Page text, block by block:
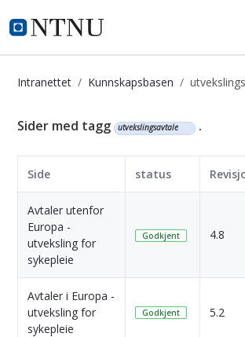
i.ntnu.no
Intranettet Kunnskapsbasen
Kunnskapsbasen
Sider med tagg utvekslingsavtale .
Side status
Avtaler utenfor
Europa -
utveksling for
sykepleie
Godkjent 4.8
Avtaler i Europa -
utveksling for
sykepleie
Godkjent 5.2